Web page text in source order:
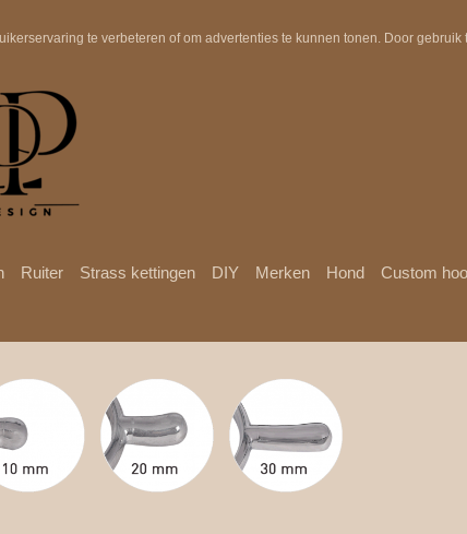
Ruiter Strass kettingen DIY Merken Hond Custom
te verbeteren of om advertenties te kunnen tonen. Door